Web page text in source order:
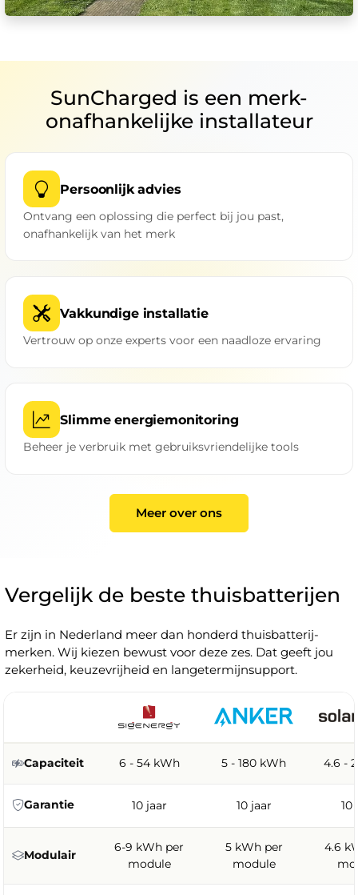
SunCharged is een merk-
onafhankelijke installateur
Persoonlijk advies
Ontvang een oplossing die perfect bij jou past,
onafhankelijk van het merk
Vakkundige installatie
Vertrouw op onze experts voor een naadloze ervaring
Slimme energiemonitoring
Beheer je verbruik met gebruiksvriendelijke tools
Meer over ons
Vergelijk de beste thuisbatterijen
Er zijn in Nederland meer dan honderd thuisbatterij-
merken. Wij kiezen bewust voor deze zes. Dat geeft jou
zekerheid, keuzevrijheid en langetermijnsupport.
Capaciteit 6 - 54 kWh 5 - 180 kWh 4.6 -
Garantie 10 jaar 10 jaar 10
Modulair
6-9 kWh per
module
5 kWh per
module
4.6